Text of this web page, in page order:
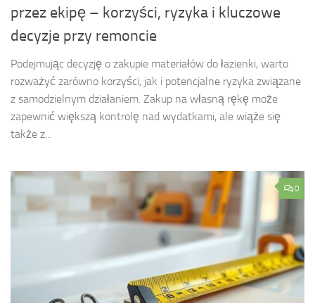
przez ekipę – korzyści, ryzyka i kluczowe
decyzje przy remoncie
Podejmując decyzję o zakupie materiałów do łazienki, warto
rozważyć zarówno korzyści, jak i potencjalne ryzyka związane
z samodzielnym działaniem. Zakup na własną rękę może
zapewnić większą kontrolę nad wydatkami, ale wiąże się
także z...
0